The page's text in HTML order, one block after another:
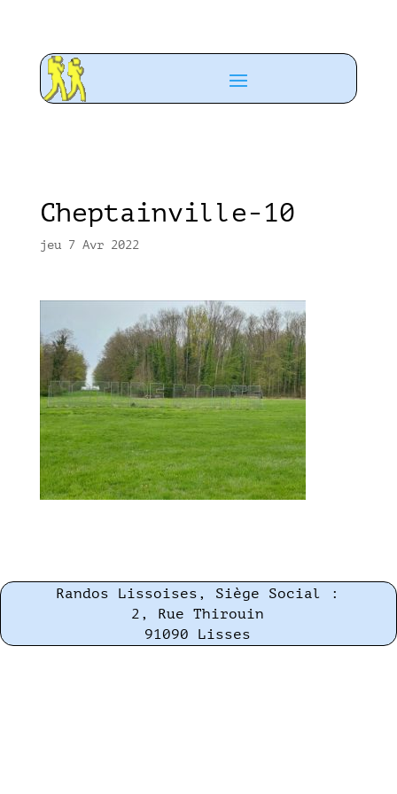
Cheptainville-10
jeu 7 Avr 2022
Randos Lissoises, Siège Social :
2, Rue Thirouin
91090 Lisses